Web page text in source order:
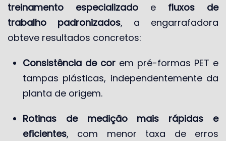
treinamento especializado e fluxos de
trabalho padronizados, a engarrafadora
obteve resultados concretos:
Consistência de cor em pré-formas PET e
tampas plásticas, independentemente da
planta de origem.
Rotinas de medição mais rápidas e
eficientes, com menor taxa de erros